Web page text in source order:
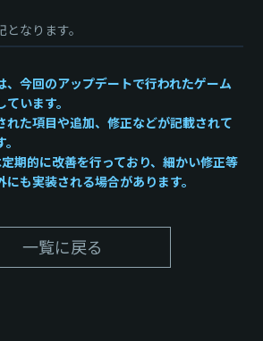
なります。
、今回のアップデートで行われたゲーム
います。
れた項目や追加、修正などが記載されて
期的に改善を行っており、細かい修正等
も実装される場合があります。
一覧に戻る